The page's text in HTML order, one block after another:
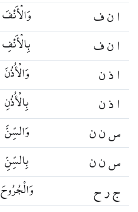
وَالْأَنْفَ ا ن ف
بِالْأَنْفِ ا ن ف
وَالْأُذُنَ ا ذ ن
بِالْأُذُنِ ا ذ ن
وَالسِّنَّ س ن ن
بِالسِّنِّ س ن ن
وَالْجُرُوحَ ج ر ح